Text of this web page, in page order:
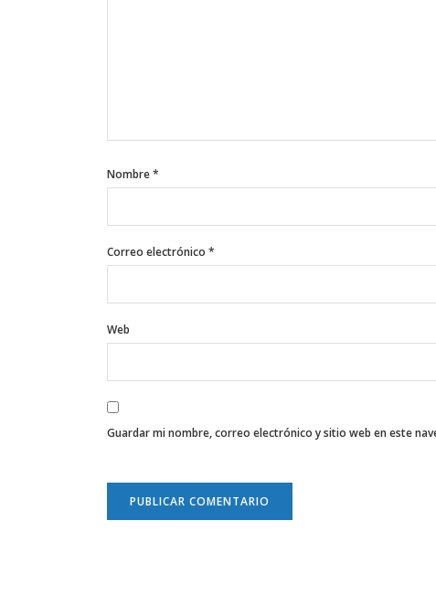
Nombre*
Correo electrónico *
Web
Guardar mi nombre, correo electrónico y sitio web en este